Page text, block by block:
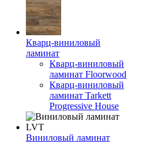
Кварц-виниловый
ламинат
Кварц-виниловый
ламинат Floorwood
Кварц-виниловый
ламинат Tarkett
Progressive House
Виниловый ламинат